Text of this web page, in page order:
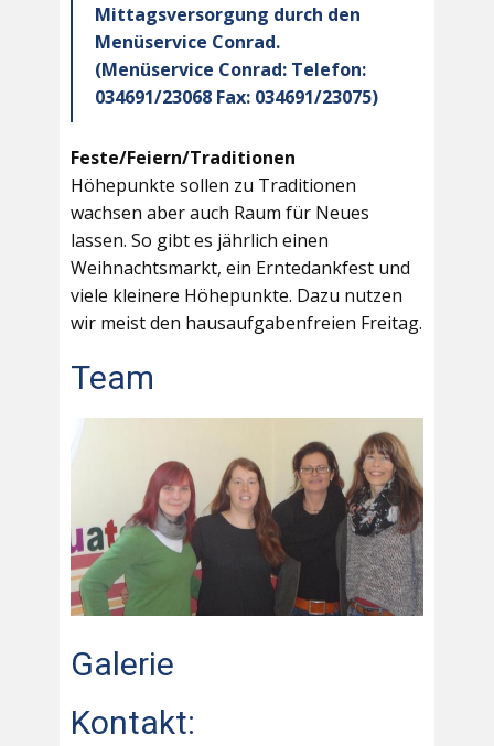
Mittagsversorgung durch den
Menüservice Conrad.
(Menüservice Conrad: Telefon:
034691/23068 Fax: 034691/23075)
Feste/Feiern/Traditionen
Höhepunkte sollen zu Traditionen
wachsen aber auch Raum für Neues
lassen. So gibt es jährlich einen
Weihnachtsmarkt, ein Erntedankfest und
viele kleinere Höhepunkte. Dazu nutzen
wir meist den hausaufgabenfreien Freitag.
Team
Galerie
Kontakt: